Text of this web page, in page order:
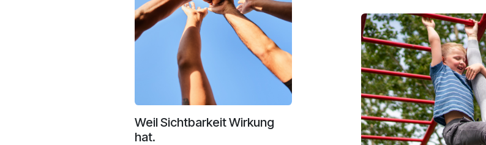
Weil Sichtbarkeit Wirkung
hat.